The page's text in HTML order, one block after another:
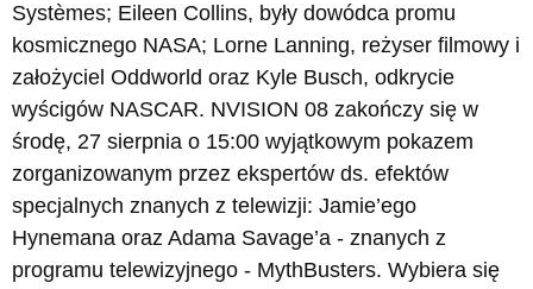
Systèmes; Eileen Collins, były dowódca promu
kosmicznego NASA; Lorne Lanning, reżyser filmowy i
założyciel Oddworld oraz Kyle Busch, odkrycie
wyścigów NASCAR. NVISION 08 zakończy się w
środę, 27 sierpnia o 15:00 wyjątkowym pokazem
zorganizowanym przez ekspertów ds. efektów
specjalnych znanych z telewizji: Jamie’ego
Hynemana oraz Adama Savage’a - znanych z
programu telewizyjnego - MythBusters. Wybiera się